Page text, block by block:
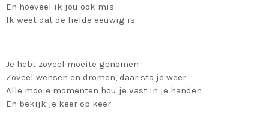
En hoeveel ik jou ook mis
Ik weet dat de liefde eeuwig is
Je hebt zoveel moeite genomen
Zoveel wensen en dromen, daar sta je weer
Alle mooie momenten hou je vast in je handen
En bekijk je keer op keer